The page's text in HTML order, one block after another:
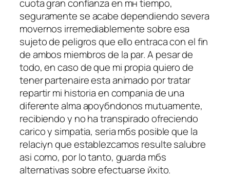
cuota gran confianza en mн tiempo,
seguramente se acabe dependiendo severa
movernos irremediablemente sobre esa
sujeto de peligros que ello entraсa con el fin
de ambos miembros de la par.A pesar de
todo, en caso de que mi propia quiero de
tener partenaire esta animado por tratar
repartir mi historia en compania de una
diferente alma apoyбndonos mutuamente,
recibiendo y no ha transpirado ofreciendo
cariсo y simpatia, seri­a mбs posible que la
relaciуn que establezcamos resulte salubre
asi­ como, por lo tanto, guarda mбs
alternativas sobre efectuarse йxito.